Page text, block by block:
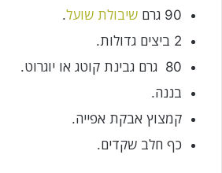
90 גרם שיבולת שועל.
2 ביצים גדולות.
80 גרם גבינת קוטג או יוגרוט.
בננה.
קמצוץ אבקת אפייה.
כף חלב שקדים.